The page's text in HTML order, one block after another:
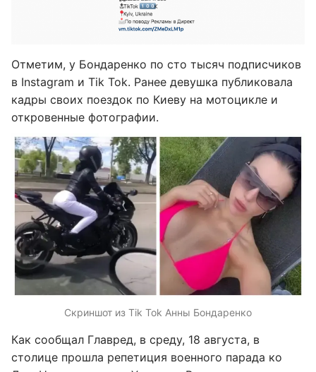
Отметим, у Бондаренко по сто тысяч подписчиков
в Instagram и Tik Tok. Ранее девушка публиковала
кадры своих поездок по Киеву на мотоцикле и
откровенные фотографии.
Скриншот из Tik Tok Анны Бондаренко
Как сообщал Главред, в среду, 18 августа, в
столице прошла репетиция военного парада ко